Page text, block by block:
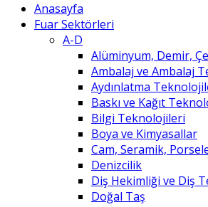
Anasayfa
Fuar Sektörleri
A-D
Alüminyum, Demir,
Ambalaj ve Ambalaj
Aydınlatma
Baskı ve Kağıt
Bilgi Teknolojileri
Boya ve Kimyasallar
Cam, Seramik,
Denizcilik
Diş Hekimliği ve Diş
Doğal Taş